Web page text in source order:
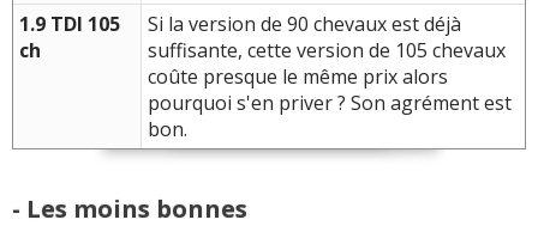
1.9 TDI 105
ch
Si la version de 90 chevaux est déjà
suffisante, cette version de 105 chevaux
coûte presque le même prix alors
pourquoi s'en priver ? Son agrément est
bon.
- Les moins bonnes